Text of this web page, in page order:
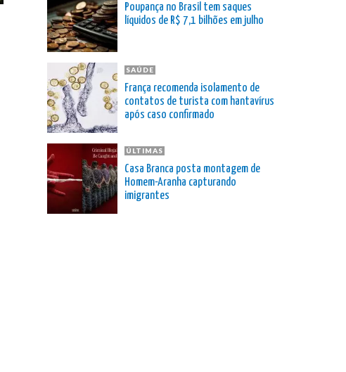
Poupança no Brasil tem saques
líquidos de R$ 7,1 bilhões em julho
SAÚDE
França recomenda isolamento de
contatos de turista com hantavírus
após caso confirmado
ÚLTIMAS
Casa Branca posta montagem de
Homem-Aranha capturando
imigrantes